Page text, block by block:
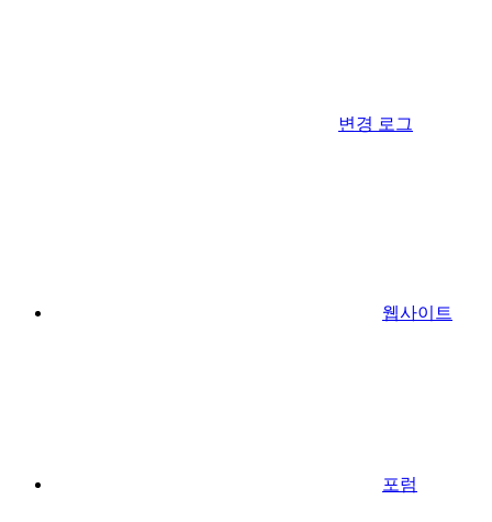
변경 로그
웹사이트
포럼